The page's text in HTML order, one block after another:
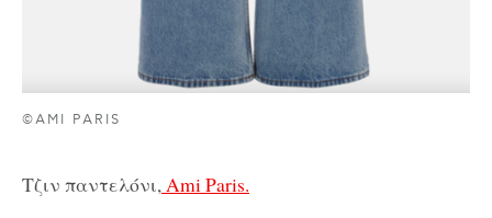
©AMI PARIS
Τζιν παντελόνι,Ami Paris.